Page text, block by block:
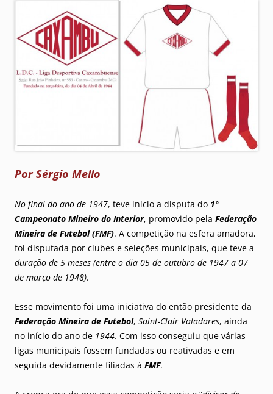
Por Sérgio Mello
No final do ano de 1947, teve início a disputa do 1º
Campeonato Mineiro do Interior, promovido pela Federação
Mineira de Futebol (FMF). A competição na esfera amadora,
foi disputada por clubes e seleções municipais, que teve a
duração de 5 meses (entre o dia 05 de outubro de 1947 a 07
de março de 1948).
Esse movimento foi uma iniciativa do então presidente da
Federação Mineira de Futebol, Saint-Clair Valadares, ainda
no início do ano de 1944. Com isso conseguiu que várias
ligas municipais fossem fundadas ou reativadas e em
seguida devidamente filiadas à FMF.